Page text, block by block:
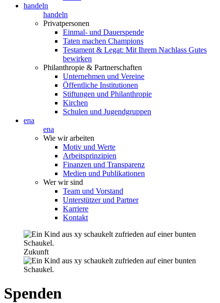
handeln
handeln
Privatpersonen
Einmal- und Dauerspende
Taten machen Champions
Testament & Legat: Mit Ihrem Nachlass Gutes
bewirken
Philanthropie & Partnerschaften
Unternehmen und Vereine
Öffentliche Institutionen
Stiftungen und Philanthropie
Kirchen
Schulen und Jugendgruppen
ena
ena
Wie wir arbeiten
Motiv und Werte
Arbeitsprinzipien
Finanzen und Transparenz
Medien und Publikationen
Wer wir sind
Team und Vorstand
Unterstützer und Partner
Karriere
Kontakt
Zukunft
Spenden